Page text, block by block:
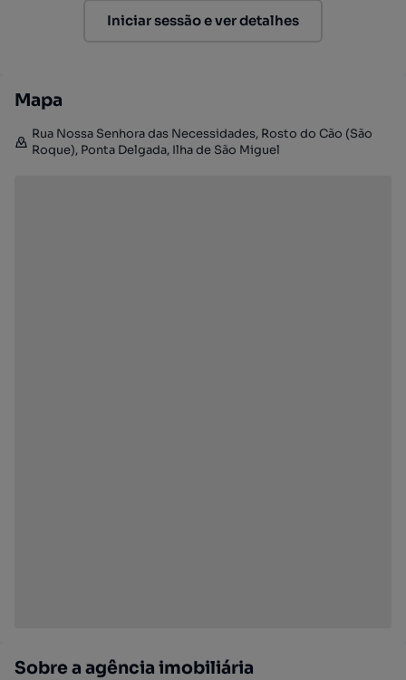
Iniciar sessão e ver detalhes
Mapa
Rua Nossa Senhora das Necessidades, Rosto do Cão (São
Roque), Ponta Delgada, Ilha de São Miguel
Sobre a agência imobiliária